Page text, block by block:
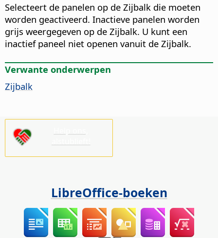
Selecteert de panelen op de Zijbalk die moeten
worden geactiveerd. Inactieve panelen worden
grijs weergegeven op de Zijbalk. U kunt een
inactief paneel niet openen vanuit de Zijbalk.
Verwante onderwerpen
Zijbalk
LibreOffice-boeken